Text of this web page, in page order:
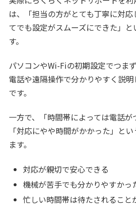
は、「担当の方がとても丁寧に対
てでも設定がスムーズにできた」
す。
パソコンやWi-Fiの初期設定でつま
電話や遠隔操作で分かりやすく説
です。
一方で、「時間帯によっては電話が
「対応にやや時間がかかった」と
ます。
対応が親切で安心できる
機械が苦手でも分かりやすかっ
忙しい時間帯は待たされること